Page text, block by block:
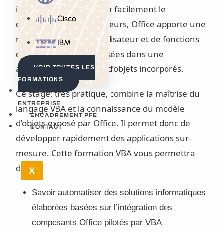
Cisco
IBM
VOIR TOUTES LES
FORMATIONS
ESPACE
ENTREPRISE
ENCADREMENT PFE
CONTACT
X
informaticiens d’aborder facilement le
développement. Par ailleurs, Office apporte une
richesse d’interfaces utilisateur et de fonctions
qui peuvent être réutilisées dans une
application sous forme d’objets incorporés.
Ce stage, très pratique, combine la maîtrise du
langage VBA et la connaissance du modèle
d’objets exposé par Office. Il permet donc de
développer rapidement des applications sur-
mesure. Cette formation VBA vous permettra
de:
Savoir automatiser des solutions informatiques
élaborées basées sur l’intégration des
composants Office pilotés par VBA